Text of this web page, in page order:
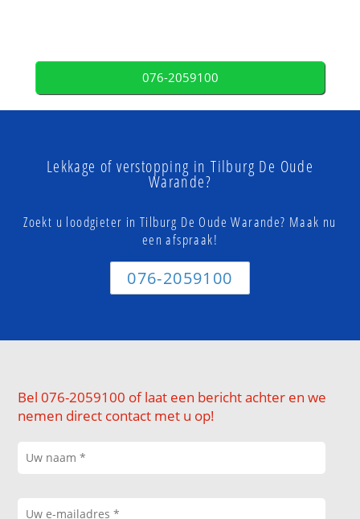
076-2059100
Lekkage of verstopping in Tilburg De Oude
Warande?
Zoekt u loodgieter in Tilburg De Oude Warande? Maak nu
een afspraak!
076-2059100
Bel 076-2059100 of laat een bericht achter en we
nemen direct contact met u op!